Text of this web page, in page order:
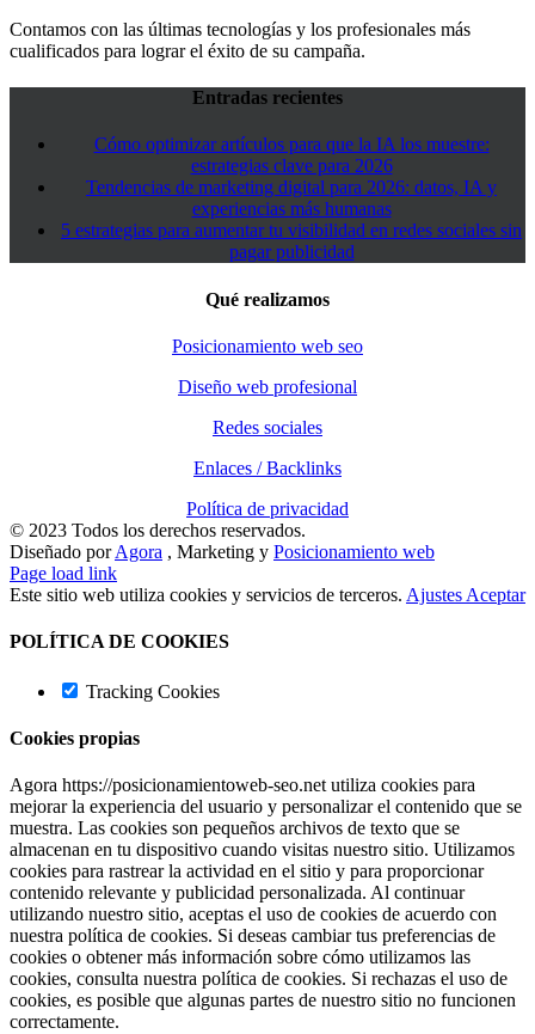
Contamos con las últimas tecnologías y los profesionales más
cualificados para lograr el éxito de su campaña.
Entradas recientes
Cómo optimizar artículos para que la IA los muestre:
estrategias clave para 2026
Tendencias de marketing digital para 2026: datos, IA y
experiencias más humanas
5 estrategias para aumentar tu visibilidad en redes sociales sin
pagar publicidad
Qué realizamos
Posicionamiento web seo
Diseño web profesional
Redes sociales
Enlaces / Backlinks
Política de privacidad
© 2023 Todos los derechos reservados.
Diseñado porAgora , Marketing y Posicionamiento web
Page load link
Este sitio web utiliza cookies y servicios de terceros. Ajustes Aceptar
POLÍTICA DE COOKIES
Tracking Cookies
Cookies propias
Agora https://posicionamientoweb-seo.net utiliza cookies para
mejorar la experiencia del usuario y personalizar el contenido que se
muestra. Las cookies son pequeños archivos de texto que se
almacenan en tu dispositivo cuando visitas nuestro sitio. Utilizamos
cookies para rastrear la actividad en el sitio y para proporcionar
contenido relevante y publicidad personalizada. Al continuar
utilizando nuestro sitio, aceptas el uso de cookies de acuerdo con
nuestra política de cookies. Si deseas cambiar tus preferencias de
cookies o obtener más información sobre cómo utilizamos las
cookies, consulta nuestra política de cookies. Si rechazas el uso de
cookies, es posible que algunas partes de nuestro sitio no funcionen
correctamente.